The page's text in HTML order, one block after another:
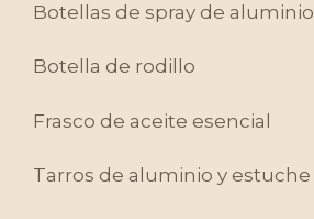
Botellas de spray de aluminio
Botella de rodillo
Frasco de aceite esencial
Tarros de aluminio y estuche